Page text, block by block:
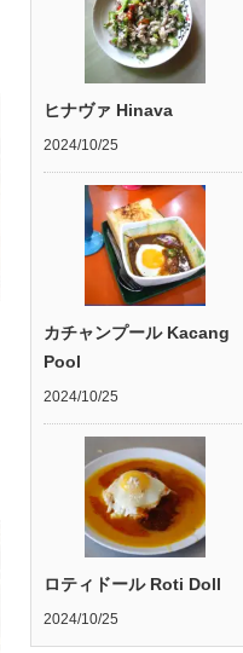
ヒナヴァ Hinava
2024/10/25
カチャンプール Kacang
Pool
2024/10/25
ロティドール Roti Doll
2024/10/25